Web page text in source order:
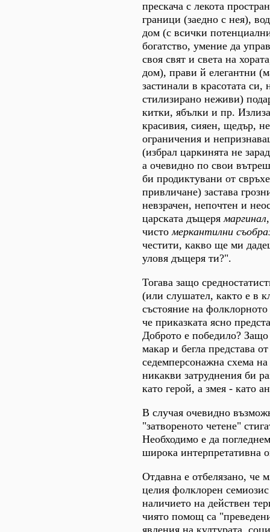
прескача с лекота
граници (заедно с нея),
дом (с всички
богатство, умение да
своя свят и света на
дом), прави й елегантни
застинали в красотата си,
стилизирано неживи)
китки, ябълки и пр.
красивия, сияен, щедър,
ограничения и
(избрал царкинята не
а очевидно по свои
би продиктувани от
привличане) застава
невзрачен, непочтен и
царската дъщерямаргинал
чистомеркантилни
честити, какво ще ми
уловя дъщеря ти?".
Тогава защо
(или слушател, както е в
състояние на
че приказката ясно
Доброто е победило?
макар и бегла представа
седемперсонажна схема
никакви затруднения би
като герой, а змея - като
В случая очевидно
"затвореното четене"
Необходимо е да
широка интерпретативна
Отдавна е отбелязано, че
целия фолклорен
наличието на действен
чиято помощ са
явления на културата,